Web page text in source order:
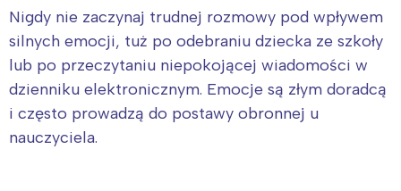
Nigdy nie zaczynaj trudnej rozmowy pod wpływem
silnych emocji, tuż po odebraniu dziecka ze szkoły
lub po przeczytaniu niepokojącej wiadomości w
dzienniku elektronicznym. Emocje są złym doradcą
i często prowadzą do postawy obronnej u
nauczyciela.